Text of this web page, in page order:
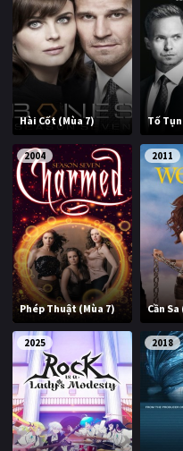
Hài Cốt (Mùa 7) Tố
2004
Phép Thuật (Mùa 7)
2011
Cần Sa
2025 2018